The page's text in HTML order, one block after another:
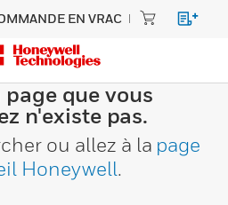
EN VRAC
page que vous
n'existe pas.
ou allez à la page
Honeywell.